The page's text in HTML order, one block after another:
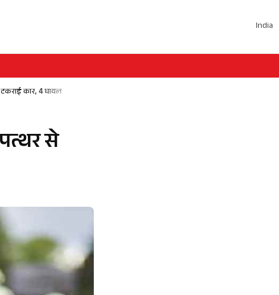
India
कार, 4 घायल
से